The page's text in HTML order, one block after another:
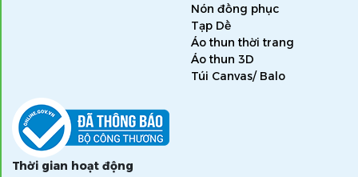
Nón đồng phục
Tạp Dề
Áo thun thời trang
Áo thun 3D
Túi Canvas/ Balo
Thời gian hoạt động